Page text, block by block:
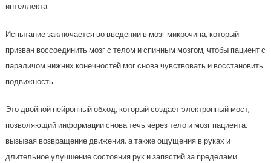
интеллекта
Испытание заключается во введении в мозг микрочипа, который
призван воссоединить мозг с телом и спинным мозгом, чтобы пациент с
параличом нижних конечностей мог снова чувствовать и восстановить
подвижность.
Это двойной нейронный обход, который создает электронный мост,
позволяющий информации снова течь через тело и мозг пациента,
вызывая возвращение движения, а также ощущения в руках и
длительное улучшение состояния рук и запястий за пределами